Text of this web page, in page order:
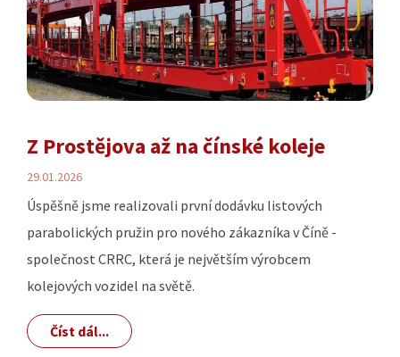
Z Prostějova až na čínské koleje
29.01.2026
Úspěšně jsme realizovali první dodávku listových
parabolických pružin pro nového zákazníka v Číně -
společnost CRRC, která je největším výrobcem
kolejových vozidel na světě.
Číst dál...